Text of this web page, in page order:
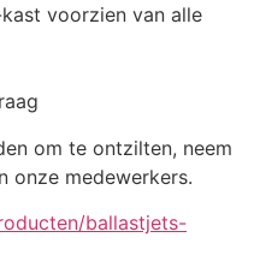
voorzien van alle
om te ontzilten, neem
onze medewerkers.
ballastjets-